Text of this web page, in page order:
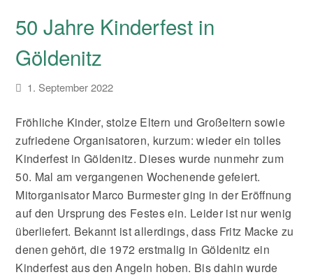
50 Jahre Kinderfest in
Göldenitz
1. September 2022
Fröhliche Kinder, stolze Eltern und Großeltern sowie
zufriedene Organisatoren, kurzum: wieder ein tolles
Kinderfest in Göldenitz. Dieses wurde nunmehr zum
50. Mal am vergangenen Wochenende gefeiert.
Mitorganisator Marco Burmester ging in der Eröffnung
auf den Ursprung des Festes ein. Leider ist nur wenig
überliefert. Bekannt ist allerdings, dass Fritz Macke zu
denen gehört, die 1972 erstmalig in Göldenitz ein
Kinderfest aus den Angeln hoben. Bis dahin wurde